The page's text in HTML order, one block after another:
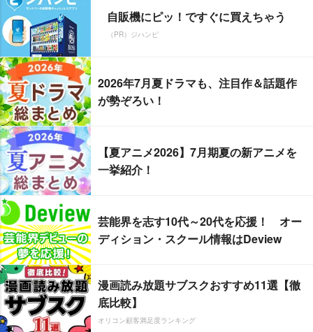
自販機にピッ！ですぐに買えちゃう
（PR）ジハンピ
2026年7月夏ドラマも、注目作＆話題作
が勢ぞろい！
【夏アニメ2026】7月期夏の新アニメを
一挙紹介！
芸能界を志す10代～20代を応援！ オー
ディション・スクール情報はDeview
漫画読み放題サブスクおすすめ11選【徹
底比較】
オリコン顧客満足度ランキング